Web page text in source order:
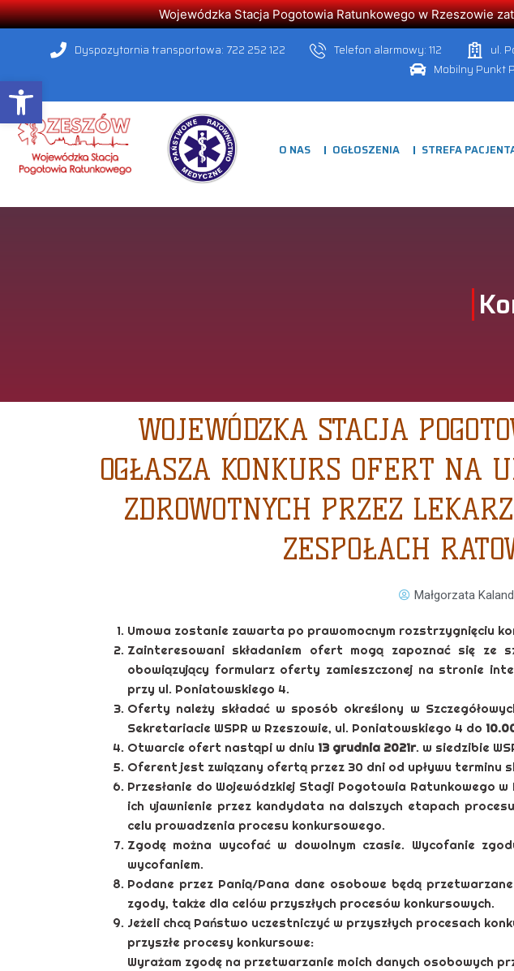
Open toolbar
Wojewódzka Stacja Pogotowia Ratunkowego w Rzeszowie
Dyspozytornia transportowa: 722 252 122 Telefon alarmowy: 112 ul.
Mobilny Punkt
O NAS OGŁOSZENIA STREFA
WOJEWÓDZKA STACJA
OGŁASZA KONKURS OFERT NA
ZDROWOTNYCH PRZEZ
ZESPOŁACH
Małgorzata
Umowa zostanie zawarta po prawomocnym rozstrzygnięciu
Zainteresowani składaniem ofert mogą zapoznać się ze
obowiązujący formularz oferty zamieszczonej na stronie
przy ul. Poniatowskiego 4.
Oferty należy składać w sposób określony w
Sekretariacie WSPR w Rzeszowie, ul. Poniatowskiego 4 do
Otwarcie ofert nastąpi w dniu 13 grudnia 2021r. w siedzibie
Oferent jest związany ofertą przez 30 dni od upływu terminu
Przesłanie do Wojewódzkiej Stacji Pogotowia Ratunkowego
ich ujawnienie przez kandydata na dalszych etapach
celu prowadzenia procesu konkursowego.
Zgodę można wycofać w dowolnym czasie. Wycofanie
wycofaniem.
Podane przez Panią/Pana dane osobowe będą
zgody, także dla celów przyszłych procesów konkursowych.
Jeżeli chcą Państwo uczestniczyć w przyszłych procesach
przyszłe procesy konkursowe:
Wyrażam zgodę na przetwarzanie moich danych osobowych